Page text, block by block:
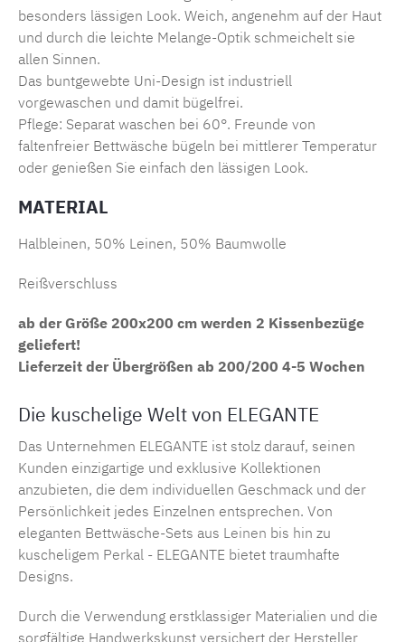
besonders lässigen Look. Weich, angenehm auf der Haut
und durch die leichte Melange-Optik schmeichelt sie
allen Sinnen.
Das buntgewebte Uni-Design ist industriell
vorgewaschen und damit bügelfrei.
Pflege: Separat waschen bei 60°. Freunde von
faltenfreier Bettwäsche bügeln bei mittlerer Temperatur
oder genießen Sie einfach den lässigen Look.
MATERIAL
Halbleinen, 50% Leinen, 50% Baumwolle
Reißverschluss
ab der Größe 200x200 cm werden 2 Kissenbezüge
geliefert!
Lieferzeit der Übergrößen ab 200/200 4-5 Wochen
Die kuschelige Welt von ELEGANTE
Das Unternehmen ELEGANTE ist stolz darauf, seinen
Kunden einzigartige und exklusive Kollektionen
anzubieten, die dem individuellen Geschmack und der
Persönlichkeit jedes Einzelnen entsprechen. Von
eleganten Bettwäsche-Sets aus Leinen bis hin zu
kuscheligem Perkal - ELEGANTE bietet traumhafte
Designs.
Durch die Verwendung erstklassiger Materialien und die
sorgfältige Handwerkskunst versichert der Hersteller